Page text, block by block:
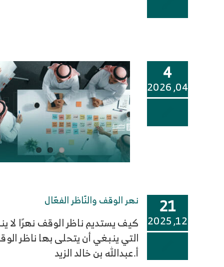
4
04, 2026
21
12, 2025
نهر الوقف والنّاظر الفعّال
كيف يستديم ناظر الوقف نهرًا لا
التي ينبغي أن يتحلى بها ناظر
أ.عبدالله بن خالد الزيد